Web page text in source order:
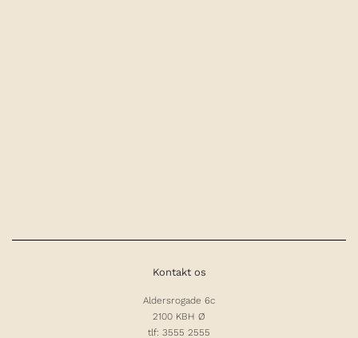
Kontakt os
Aldersrogade 6c
2100 KBH Ø
tlf: 3555 2555